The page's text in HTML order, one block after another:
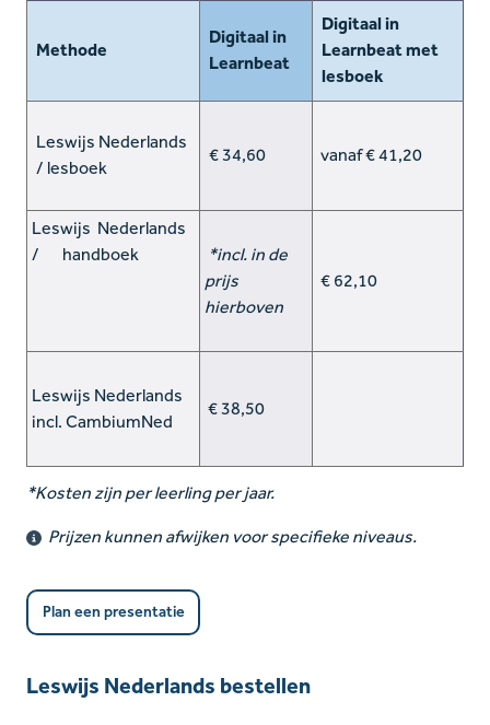
Methode
Digitaal in
Learnbeat
Digitaal in
Learnbeat met
lesboek
Leswijs Nederlands
/ lesboek
€ 34,60 vanaf € 41,20
Leswijs Nederlands
/ handboek
*incl. in de
prijs
hierboven
€ 62,10
Leswijs Nederlands
incl. CambiumNed
€ 38,50
*Kosten zijn per leerling per jaar.
Prijzen kunnen afwijken voor specifieke niveaus.
Plan een presentatie
Leswijs Nederlands bestellen